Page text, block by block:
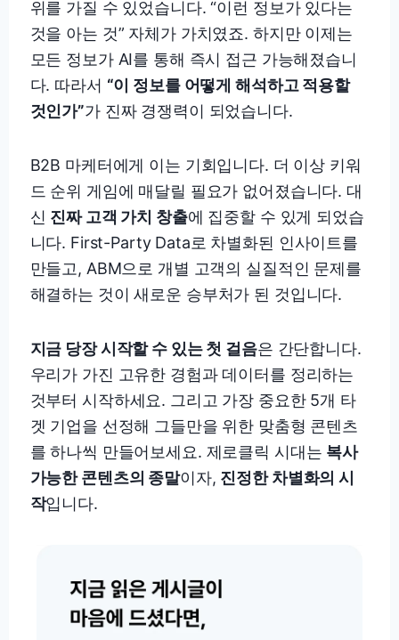
위를 가질 수 있었습니다. “이런 정보가 있다는
것을 아는 것” 자체가 가치였죠. 하지만 이제는
모든 정보가 AI를 통해 즉시 접근 가능해졌습니
다. 따라서 “이 정보를 어떻게 해석하고 적용할
것인가”가 진짜 경쟁력이 되었습니다.
B2B 마케터에게 이는 기회입니다. 더 이상 키워
드 순위 게임에 매달릴 필요가 없어졌습니다. 대
신 진짜 고객 가치 창출에 집중할 수 있게 되었습
니다. First-Party Data로 차별화된 인사이트를
만들고, ABM으로 개별 고객의 실질적인 문제를
해결하는 것이 새로운 승부처가 된 것입니다.
지금 당장 시작할 수 있는 첫 걸음은 간단합니다.
우리가 가진 고유한 경험과 데이터를 정리하는
것부터 시작하세요. 그리고 가장 중요한 5개 타
겟 기업을 선정해 그들만을 위한 맞춤형 콘텐츠
를 하나씩 만들어보세요. 제로클릭 시대는 복사
가능한 콘텐츠의 종말이자, 진정한 차별화의 시
작입니다.